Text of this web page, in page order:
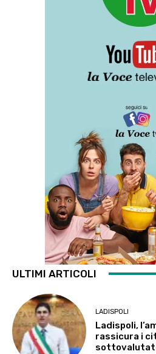
ULTIMI ARTICOLI
LADISPOLI
Ladispoli,
rassicura i